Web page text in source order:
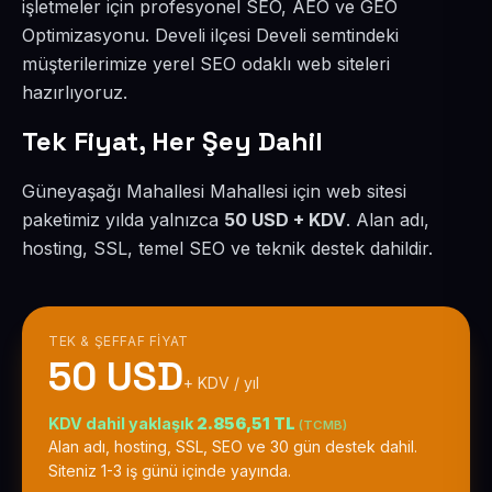
işletmeler için profesyonel SEO, AEO ve GEO
Optimizasyonu. Develi ilçesi Develi semtindeki
müşterilerimize yerel SEO odaklı web siteleri
hazırlıyoruz.
Tek Fiyat, Her Şey Dahil
Güneyaşağı Mahallesi Mahallesi için web sitesi
paketimiz yılda yalnızca 50 USD + KDV. Alan adı,
hosting, SSL, temel SEO ve teknik destek dahildir.
TEK & ŞEFFAF FIYAT
50 USD+ KDV / yıl
KDV dahil yaklaşık 2.856,51 TL (TCMB)
Alan adı, hosting, SSL, SEO ve 30 gün destek dahil.
Siteniz 1-3 iş günü içinde yayında.